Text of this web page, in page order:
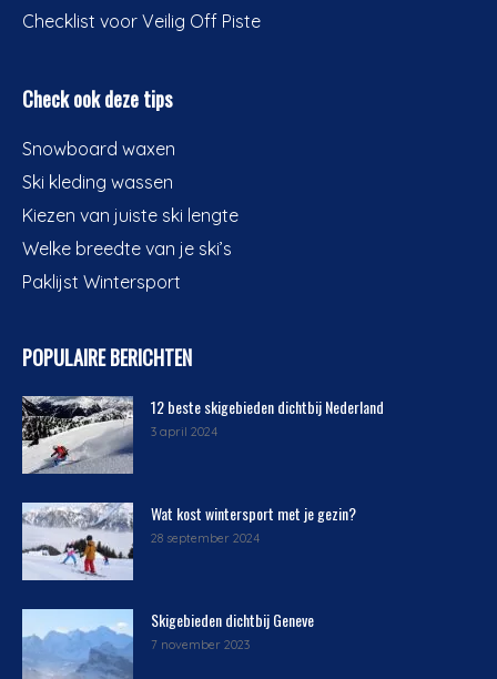
Checklist voor Veilig Off Piste
Check ook deze tips
Snowboard waxen
Ski kleding wassen
Kiezen van juiste ski lengte
Welke breedte van je ski’s
Paklijst Wintersport
POPULAIRE BERICHTEN
12 beste skigebieden dichtbij Nederland
3 april 2024
Wat kost wintersport met je gezin?
28 september 2024
Skigebieden dichtbij Geneve
7 november 2023